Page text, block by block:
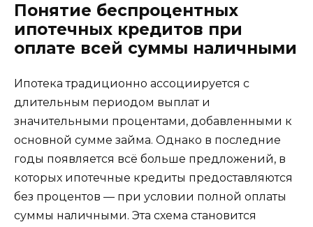
Понятие беспроцентных
ипотечных кредитов при
оплате всей суммы наличными
Ипотека традиционно ассоциируется с
длительным периодом выплат и
значительными процентами, добавленными к
основной сумме займа. Однако в последние
годы появляется всё больше предложений, в
которых ипотечные кредиты предоставляются
без процентов — при условии полной оплаты
суммы наличными. Эта схема становится